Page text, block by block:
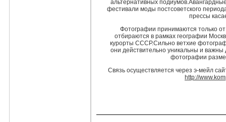
альтернативных
фестивали моды постсоветского
прессы
Фотографии принимаются только
отбираются в рамках географии
курорты СССР.Сильно ветхие
они действительно уникальны и
фотографии
Связь осуществляется через э-мейл
http://